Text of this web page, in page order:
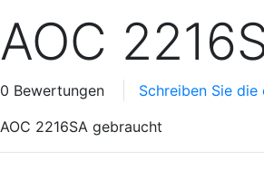
AOC
0 Bewertungen
Schreiben Sie
AOC 2216SA gebraucht